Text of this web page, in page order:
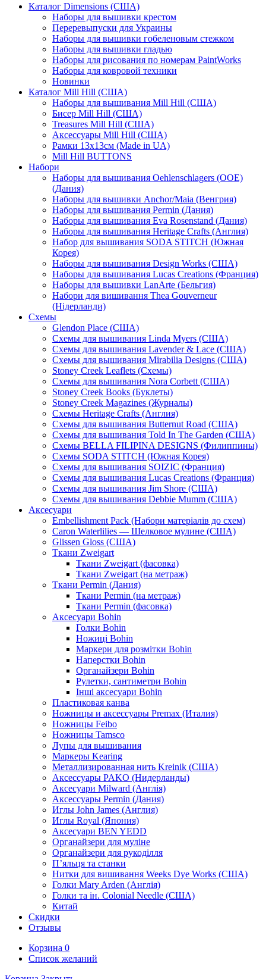
Каталог Dimensions (США)
Наборы для вышивки крестом
Переревыпуски для Украины
Наборы для вышивки гобеленовым стежком
Наборы для вышивки гладью
Наборы для рисования по номерам PaintWorks
Наборы для ковровой техники
Новинки
Каталог Mill Hill (США)
Наборы для вышивания Mill Hill (США)
Бисер Mill Hill (США)
Treasures Mill Hill (США)
Аксессуары Mill Hill (США)
Рамки 13х13см (Made in UA)
Mill Hill BUTTONS
Набори
Наборы для вышивания Oehlenschlagers (OOE)
(Дания)
Наборы для вышивки Anchor/Maia (Венгрия)
Наборы для вышивания Permin (Дания)
Наборы для вышивания Eva Rosenstand (Дания)
Наборы для вышивания Heritage Crafts (Англия)
Набор для вышивания SODA STITCH (Южная
Корея)
Наборы для вышивания Design Works (США)
Наборы для вышивания Lucas Creations (Франция)
Наборы для вышивки LanArte (Бельгия)
Набори для вишивання Thea Gouverneur
(Нідерланди)
Схемы
Glendon Place (США)
Схемы для вышивания Linda Myers (США)
Схемы для вышивания Lavender & Lace (США)
Схемы для вышивания Mirabilia Designs (США)
Stoney Creek Leaflets (Схемы)
Схемы для вышивания Nora Corbett (США)
Stoney Creek Books (Буклеты)
Stoney Creek Magazines (Журналы)
Схемы Heritage Crafts (Англия)
Схемы для вышивания Butternut Road (США)
Схемы для вышивания Told In The Garden (США)
Схемы BELLA FILIPINA DESIGNS (Филиппины)
Схемы SODA STITCH (Южная Корея)
Схемы для вышивания SOIZIC (Франция)
Схемы для вышивания Lucas Creations (Франция)
Схемы для вышивания Jim Shore (США)
Схемы для вышивания Debbie Mumm (США)
Аксесуари
Embellishment Pack (Набори матеріалів до схем)
Caron Waterlilies — Шелковое мулине (США)
Glissen Gloss (США)
Ткани Zweigart
Ткани Zweigart (фасовка)
Ткани Zweigart (на метраж)
Ткани Permin (Дания)
Ткани Permin (на метраж)
Ткани Permin (фасовка)
Аксесуари Bohin
Голки Bohin
Ножиці Bohin
Маркери для розмітки Bohin
Наперстки Bohin
Органайзери Bohin
Рулетки, сантиметри Bohin
Інші аксесуари Bohin
Пластиковая канва
Ножницы и аксессуары Premax (Италия)
Ножницы Feibo
Ножницы Tamsco
Лупы для вышивания
Маркеры Kearing
Металлизированная нить Kreinik (США)
Аксессуары PAKO (Нидерланды)
Аксесуари Milward (Англія)
Аксессуары Permin (Дания)
Иглы John James (Англия)
Иглы Royal (Япония)
Аксесуари BEN YEDD
Органайзери для муліне
Органайзери для рукоділля
П’яльця та станки
Нитки для вишивання Weeks Dye Works (США)
Голки Mary Arden (Англія)
Голки та ін. Colonial Needle (США)
Китай
Скидки
Отзывы
Корзина 0
Список желаний